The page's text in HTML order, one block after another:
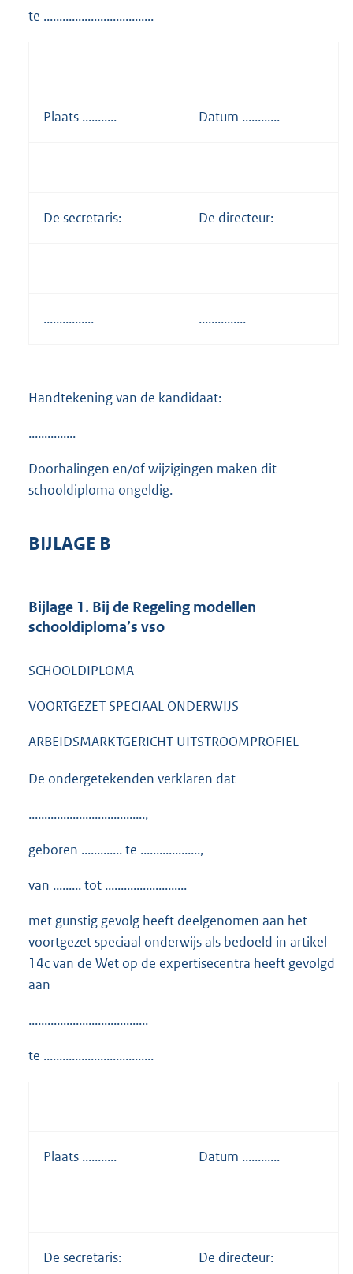
te ...................................
Plaats ........... Datum ............
De secretaris: De directeur:
................ ...............
Handtekening van de kandidaat:
...............
Doorhalingen en/of wijzigingen maken dit
schooldiploma ongeldig.
BIJLAGE B
Bijlage 1. Bij de Regeling modellen
schooldiploma’s vso
SCHOOLDIPLOMA
VOORTGEZET SPECIAAL ONDERWIJS
ARBEIDSMARKTGERICHT UITSTROOMPROFIEL
De ondergetekenden verklaren dat
.....................................,
geboren ............. te ...................,
van ......... tot ..........................
met gunstig gevolg heeft deelgenomen aan het
voortgezet speciaal onderwijs als bedoeld in artikel
14c van de Wet op de expertisecentra heeft gevolgd
aan
......................................
te ...................................
Plaats ........... Datum ............
De secretaris: De directeur: